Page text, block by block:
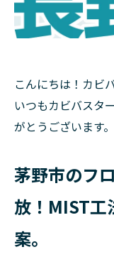
こんにちは！カビ
いつもカビバスタ
がとうございます。
茅野市のフ
放！MIST工
案。